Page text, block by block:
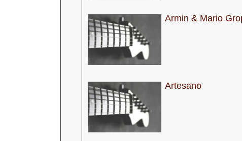
Armin & Mario
Artesano